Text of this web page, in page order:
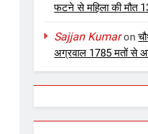
फटने से महिला की मौत
Sajjan Kumaron
अग्रवाल 1785 मतों से